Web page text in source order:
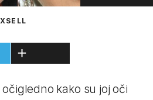
kako su joj oči